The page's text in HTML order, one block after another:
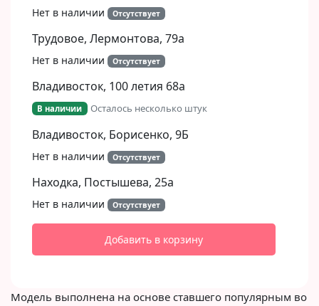
Нет в наличии Отсутствует
Трудовое, Лермонтова, 79а
Нет в наличии Отсутствует
Владивосток, 100 летия 68а
В наличии Осталось несколько штук
Владивосток, Борисенко, 9Б​
Нет в наличии Отсутствует
Находка, Постышева, 25а
Нет в наличии Отсутствует
Добавить в корзину
Модель выполнена на основе ставшего популярным во